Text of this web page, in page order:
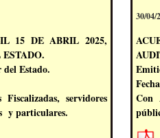
15 DE ABRIL 2025,
Estado.
servidores
y particulares.
30/04/
Con